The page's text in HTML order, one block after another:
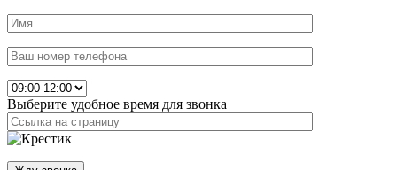
Выберите удобное время для звонка